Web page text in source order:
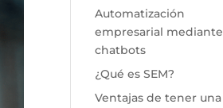
Automatización
empresarial mediante
chatbots
¿Qué es SEM?
Ventajas de tener una